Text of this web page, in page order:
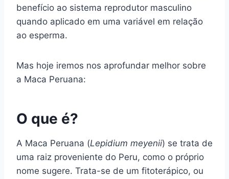
benefício ao sistema reprodutor masculino
quando aplicado em uma variável em relação
ao esperma.
Mas hoje iremos nos aprofundar melhor sobre
a Maca Peruana:
O que é?
A Maca Peruana (Lepidium meyenii) se trata de
uma raiz proveniente do Peru, como o próprio
nome sugere. Trata-se de um fitoterápico, ou